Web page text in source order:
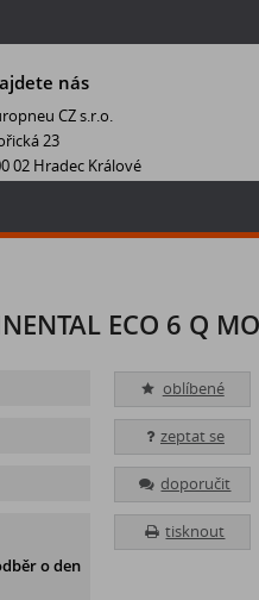
nás
CZ s.r.o.
23
02 Hradec Králové
ECO 6 Q
oblíbené
zeptat se
doporučit
tisknout
o den